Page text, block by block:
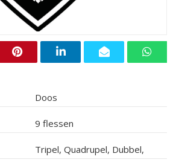
Doos
9 flessen
Tripel, Quadrupel, Dubbel,
Blond, Wit, Sour